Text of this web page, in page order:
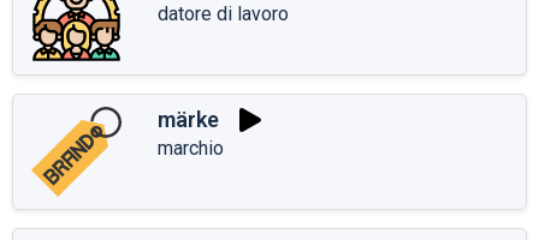
datore di lavoro
märke
marchio